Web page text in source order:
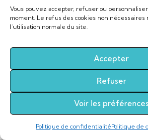
Vous pouvez accepter, refuser ou
moment. Le refus des cookies non nécessaires
l’utilisation normale du site.
Accepter
Refuser
Voir les préférences
Politique de confidentialitéPolitique de